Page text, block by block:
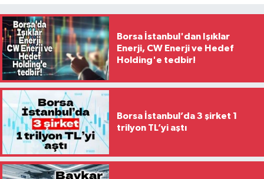
Borsa İstanbul'dan Işıklar
Enerji, CW Enerji ve Hedef
Holding'e tedbir!
Borsa İstanbul’da 3 şirket 1
trilyon TL’yi aştı